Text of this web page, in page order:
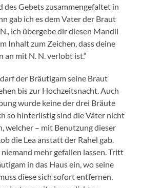
des Gebets zusammengefaltet in
gab ich es dem Vater der Braut
ich übergebe dir diesen Mandil
Inhalt zum Zeichen, dass deine
an mit N. N. verlobt ist.“
der Bräutigam seine Braut
bis zur Hochzeitsnacht. Auch
wurde keine der drei Bräute
so hinterlistig sind die Väter nicht
welcher – mit Benutzung dieser
die Lea anstatt der Rahel gab.
mehr gefallen lassen. Tritt
in das Haus ein, wo seine
diese sich sofort entfernen.